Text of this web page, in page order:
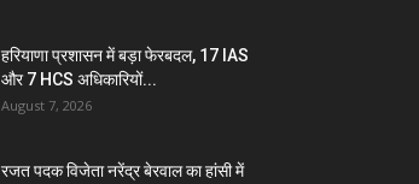
हरियाणा प्रशासन में बड़ा फेरबदल, 17 IAS
और 7 HCS अधिकारियों...
August 7, 2026
रजत पदक विजेता नरेंद्र बेरवाल का हांसी में